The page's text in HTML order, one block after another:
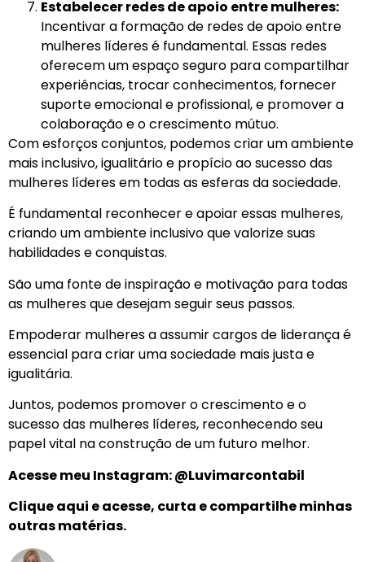
Estabelecer redes de apoio entre mulheres:
Incentivar a formação de redes de apoio entre
mulheres líderes é fundamental. Essas redes
oferecem um espaço seguro para compartilhar
experiências, trocar conhecimentos, fornecer
suporte emocional e profissional, e promover a
colaboração e o crescimento mútuo.
Com esforços conjuntos, podemos criar um ambiente
mais inclusivo, igualitário e propício ao sucesso das
mulheres líderes em todas as esferas da sociedade.
É fundamental reconhecer e apoiar essas mulheres,
criando um ambiente inclusivo que valorize suas
habilidades e conquistas.
São uma fonte de inspiração e motivação para todas
as mulheres que desejam seguir seus passos.
Empoderar mulheres a assumir cargos de liderança é
essencial para criar uma sociedade mais justa e
igualitária.
Juntos, podemos promover o crescimento e o
sucesso das mulheres líderes, reconhecendo seu
papel vital na construção de um futuro melhor.
Acesse meu Instagram:@Luvimarcontabil
Clique aqui e acesse, curta e compartilhe minhas
outras matérias.